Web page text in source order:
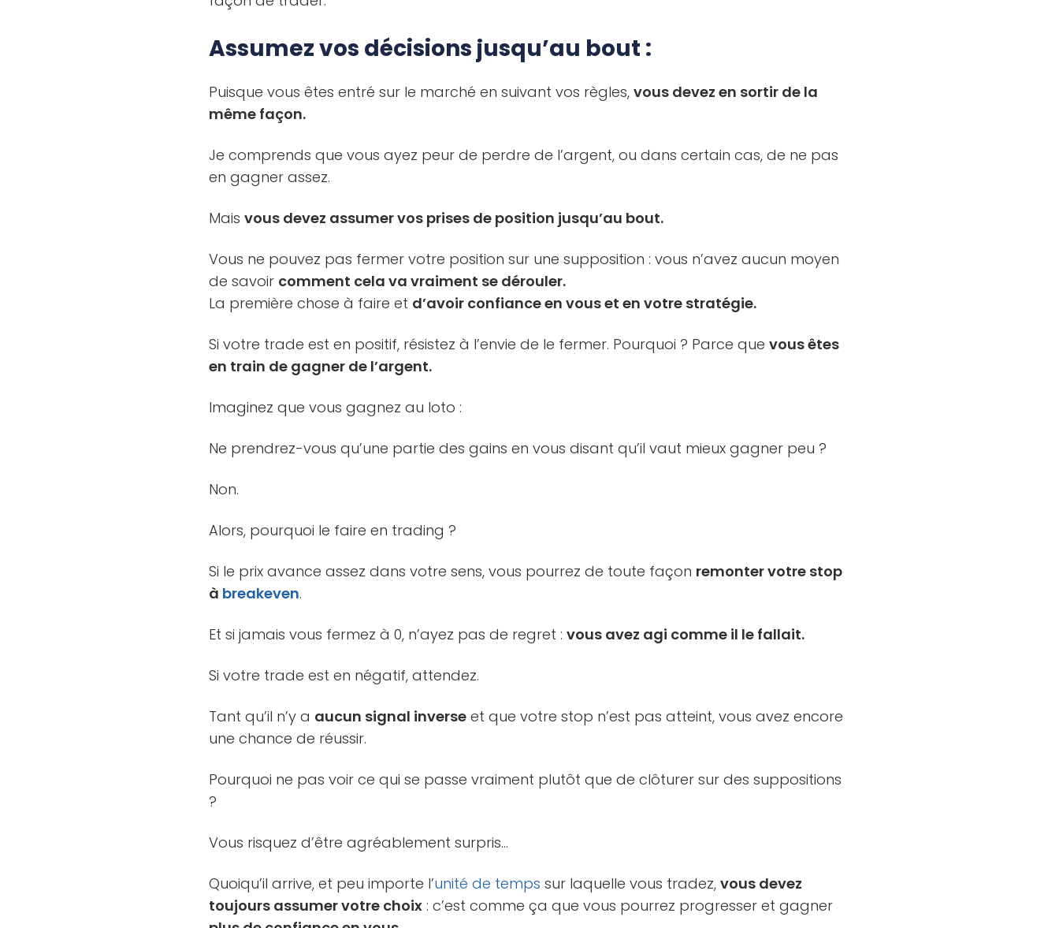
Assumez vos décisions jusqu’au bout :
Puisque vous êtes entré sur le marché en suivant vos règles,vous devez en sortir de la
même façon.
Je comprends que vous ayez peur de perdre de l’argent, ou dans certain cas, de ne pas
en gagner assez.
Maisvous devez assumer vos prises de position jusqu’au bout.
Vous ne pouvez pas fermer votre position sur une supposition : vous n’avez aucun moyen
de savoir comment cela va vraiment se dérouler.
La première chose à faire et d’avoir confiance en vous et en votre stratégie.
Si votre trade est en positif, résistez à l’envie de le fermer. Pourquoi ? Parce quevous êtes
en train de gagner de l’argent.
Imaginez que vous gagnez au loto :
Ne prendrez-vous qu’une partie des gains en vous disant qu’il vaut mieux gagner peu ?
Non.
Alors, pourquoi le faire en trading ?
Si le prix avance assez dans votre sens, vous pourrez de toute façon remonter votre stop
à breakeven.
Et si jamais vous fermez à 0, n’ayez pas de regret :vous avez agi comme il le fallait.
Si votre trade est en négatif, attendez.
Tant qu’il n’y a aucun signal inverse et que votre stop n’est pas atteint, vous avez encore
une chance de réussir.
Pourquoi ne pas voir ce qui se passe vraiment plutôt que de clôturer sur des suppositions
?
Vous risquez d’être agréablement surpris…
Quoiqu’il arrive, et peu importe l’unité de temps sur laquelle vous tradez,vous devez
toujours assumer votre choix : c’est comme ça que vous pourrez progresser et gagner